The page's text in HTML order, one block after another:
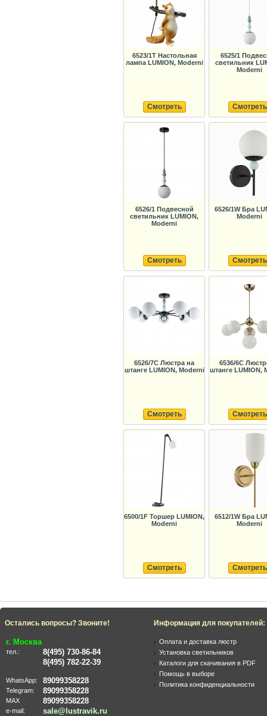
6523/1T Настольная
лампа LUMION, Moderni
Смотреть
6525/1
светильник
Moderni
Смотреть
6526/1 Подвесной
светильник LUMION,
Moderni
Смотреть
6526/1W Бра
Moderni
Смотреть
6526/7C Люстра на
штанге LUMION, Moderni
Смотреть
6536/6C
штанге LUMION,
Смотреть
6500/1F Торшер LUMION,
Moderni
Смотреть
6512/1W Бра
Moderni
Смотреть
Остались вопросы? Звоните!
г. Москва
тел.:
8(495) 730-86-84
8(495) 782-22-39
WhatsApp: 89099358228
Telegram: 89099358228
MAX 89099358228
e-mail: sale@lustravik.ru
Информация для покупателей:
Оплата и доставка люстр
Установка светильников
Каталоги для скачивания в PDF
Помощь в выборе
Политика конфиденциальности